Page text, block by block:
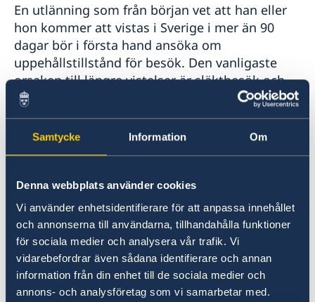
Samtycke Information Om
Denna webbplats använder cookies
Vi använder enhetsidentifierare för att anpassa innehållet
och annonserna till användarna, tillhandahålla funktioner
för sociala medier och analysera vår trafik. Vi
vidarebefordrar även sådana identifierare och annan
information från din enhet till de sociala medier och
annons- och analysföretag som vi samarbetar med.
Flytta till nära anhörig i Sverige
Så ansöker du om uppehållstillstånd
Nödvändiga dokument
Avgifter
Studera i Sverige
Basfakta
Så ansöker du
Dokument som krävs
Avgifter
Arbeta i Sverige
Basfakta
Så ansöker du
Dokument som krävs
Avgifter
Vanligt förekommande frågor
Boka tid för intervju
UT cards
Hämta handlingar/dokument
Fullmakt
Införsel av djur till Sverige
En utlänning som från början vet att han eller
hon kommer att vistas i Sverige i mer än 90
dagar bör i första hand ansöka om
uppehållstillstånd för besök. Den vanligaste
orsaken till längre vistelser är släktbesök och
det kan sällan hävdas att ett vanligt släktbesök
utgör särskilda skäl.
Den sökande ska lämna in samma uppsättning
Schengenvisering. Dock ska en annan
ansökningsblankett
användas.
Avseende D-viseringar ställs inte heller samma
krav på resehandlingen. Detta innebär att det
inte är ett krav att passhandlingen utfärdats för